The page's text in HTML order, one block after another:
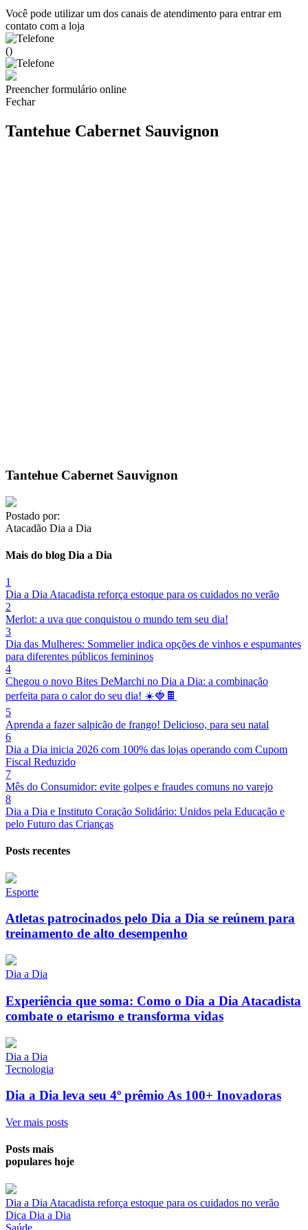
Você pode utilizar um dos canais de atendimento para entrar em
contato com a loja
()
Preencher formulário online
Fechar
Tantehue Cabernet Sauvignon
Tantehue Cabernet Sauvignon
Postado por:
Atacadão Dia a Dia
Mais do blog Dia a Dia
1
Dia a Dia Atacadista reforça estoque para os cuidados no verão
2
Merlot: a uva que conquistou o mundo tem seu dia!
3
Dia das Mulheres: Sommelier indica opções de vinhos e espumantes
para diferentes públicos femininos
4
Chegou o novo Bites DeMarchi no Dia a Dia: a combinação
perfeita para o calor do seu dia! ☀️🍓🍫
5
Aprenda a fazer salpicão de frango! Delicioso, para seu natal
6
Dia a Dia inicia 2026 com 100% das lojas operando com Cupom
Fiscal Reduzido
7
Mês do Consumidor: evite golpes e fraudes comuns no varejo
8
Dia a Dia e Instituto Coração Solidário: Unidos pela Educação e
pelo Futuro das Crianças
Posts recentes
Esporte
Atletas patrocinados pelo Dia a Dia se reúnem para
treinamento de alto desempenho
Dia a Dia
Experiência que soma: Como o Dia a Dia Atacadista
combate o etarismo e transforma vidas
Dia a Dia
Tecnologia
Dia a Dia leva seu 4º prêmio As 100+ Inovadoras
Ver mais posts
Posts mais
populares hoje
Dia a Dia Atacadista reforça estoque para os cuidados no verão
Dica Dia a Dia
Saúde